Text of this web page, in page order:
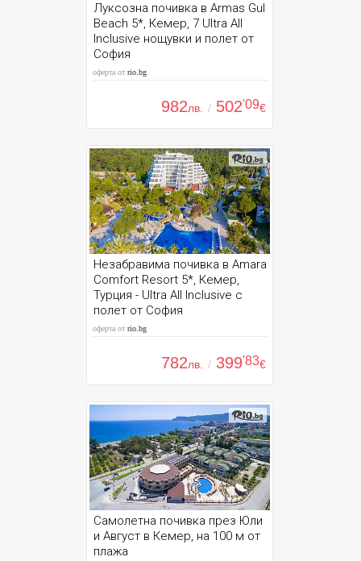
Луксозна почивка в Armas Gul
Beach 5*, Кемер, 7 Ultra All
Inclusive нощувки и полет от
София
оферта отrio.bg
982лв. / 502'09€
Незабравима почивка в Amara
Comfort Resort 5*, Кемер,
Турция - Ultra All Inclusive с
полет от София
оферта отrio.bg
782лв. / 399'83€
Самолетна почивка през Юли
и Август в Кемер, на 100 м от
плажа